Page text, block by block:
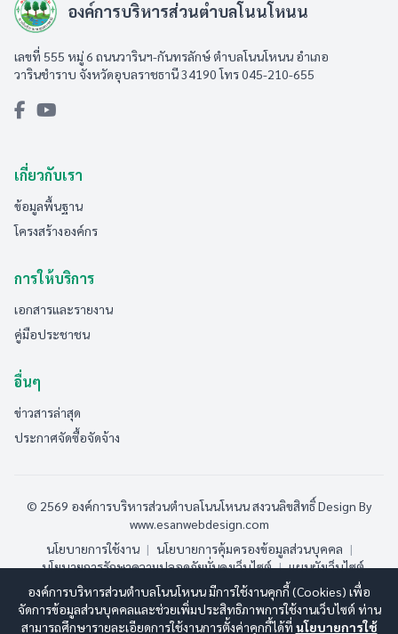
องค์การบริหารส่วนตำบลโนนโหนน
เลขที่ 555 หมู่ 6 ถนนวารินฯ-กันทรลักษ์ ตำบลโนนโหนน อำเภอ
วารินชำราบ จังหวัดอุบลราชธานี 34190 โทร 045-210-655
เกี่ยวกับเรา
ข้อมูลพื้นฐาน
โครงสร้างองค์กร
การให้บริการ
เอกสารและรายงาน
คู่มือประชาชน
อื่นๆ
ข่าวสารล่าสุด
ประกาศจัดซื้อจัดจ้าง
© 2569 องค์การบริหารส่วนตำบลโนนโหนน สงวนลิขสิทธิ์Design By
www.esanwebdesign.com
นโยบายการใช้งาน | นโยบายการคุ้มครองข้อมูลส่วนบุคคล |
นโยบายการรักษาความปลอดภัยมั่นคงเว็บไซต์ | แผนผังเว็บไซต์
ออนไลน์:1 ทั้งหมด: 105 (ดูสถิติทั้งหมด)
องค์การบริหารส่วนตำบลโนนโหนน มีการใช้งานคุกกี้ (Cookies) เพื่อ
จัดการข้อมูลส่วนบุคคลและช่วยเพิ่มประสิทธิภาพการใช้งานเว็บไซต์ ท่าน
สามารถศึกษารายละเอียดการใช้งานการตั้งค่าคุกกี้ได้ที่ นโยบายการใช้